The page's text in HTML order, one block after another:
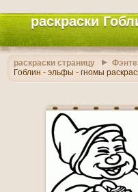
раскраски
раскраски страницу
Гоблин - эльфы - гномы